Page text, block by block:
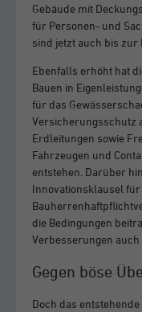
Gebäude mit
für Personen- und
sind jetzt auch bis
Ebenfalls erhöht hat
Bauen in
für das
Versicherungsschutz
Erdleitungen sowie
Fahrzeugen und
entstehen. Darüber
Innovationsklausel für
die Bedingungen
Verbesserungen
Gegen böse
Doch das